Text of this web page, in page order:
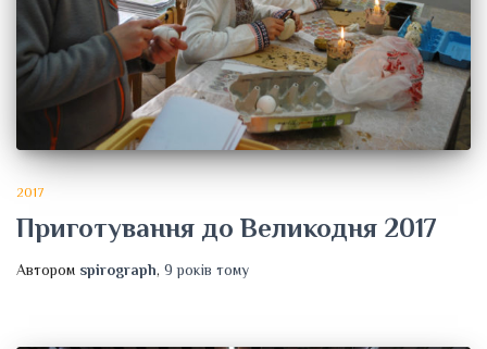
2017
Приготування до Великодня 2017
Автором spirograph, 9 років тому